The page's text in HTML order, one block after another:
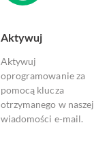
Aktywuj
Aktywuj
oprogramowanie za
pomocą klucza
otrzymanego w naszej
wiadomości e-mail.